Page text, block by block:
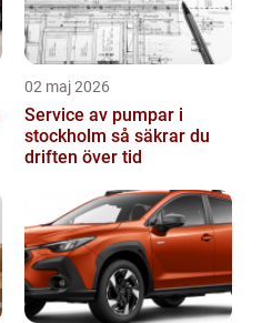
02 maj 2026
Service av pumpar i
stockholm så säkrar du
driften över tid